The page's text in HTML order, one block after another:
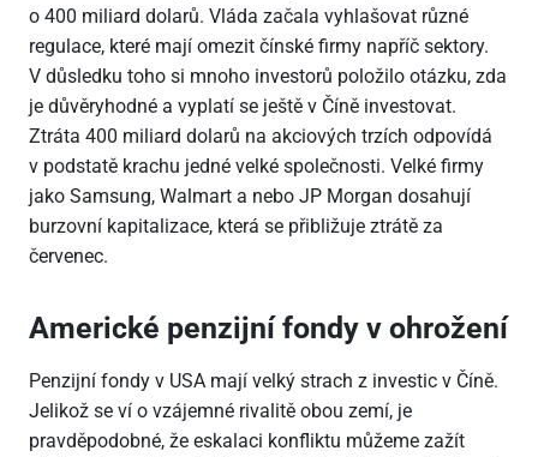
o 400 miliard dolarů. Vláda začala vyhlašovat různé
regulace, které mají omezit čínské firmy napříč sektory.
V důsledku toho si mnoho investorů položilo otázku, zda
je důvěryhodné a vyplatí se ještě v Číně investovat.
Ztráta 400 miliard dolarů na akciových trzích odpovídá
v podstatě krachu jedné velké společnosti. Velké firmy
jako Samsung, Walmart a nebo JP Morgan dosahují
burzovní kapitalizace, která se přibližuje ztrátě za
červenec.
Americké penzijní fondy v ohrožení
Penzijní fondy v USA mají velký strach z investic v Číně.
Jelikož se ví o vzájemné rivalitě obou zemí, je
pravděpodobné, že eskalaci konfliktu můžeme zažít